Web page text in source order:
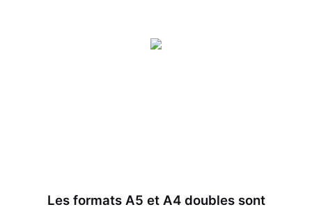
Les formats A5 et A4 doubles sont